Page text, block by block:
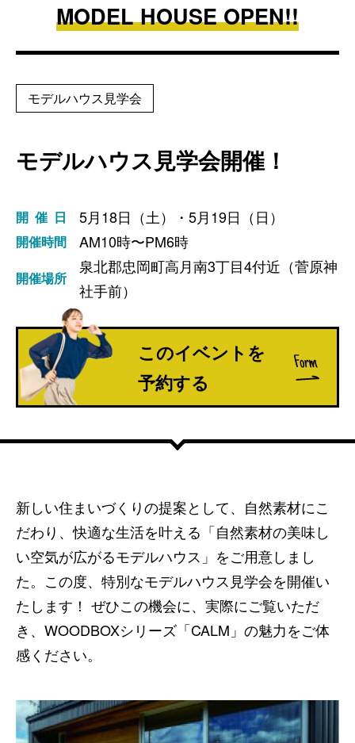
MODEL HOUSE OPEN!!
モデルハウス見学会
モデルハウス見学会開催！
開催日 5月18日（土）・5月19日（日）
開催時間 AM10時〜PM6時
開催場所
泉北郡忠岡町高月南3丁目4付近（菅原神
社手前）
このイベントを
予約する
新しい住まいづくりの提案として、自然素材にこ
だわり、快適な生活を叶える「自然素材の美味し
い空気が広がるモデルハウス」をご用意しまし
た。この度、特別なモデルハウス見学会を開催い
たします！ ぜひこの機会に、実際にご覧いただ
き、WOODBOXシリーズ「CALM」の魅力をご体
感ください。